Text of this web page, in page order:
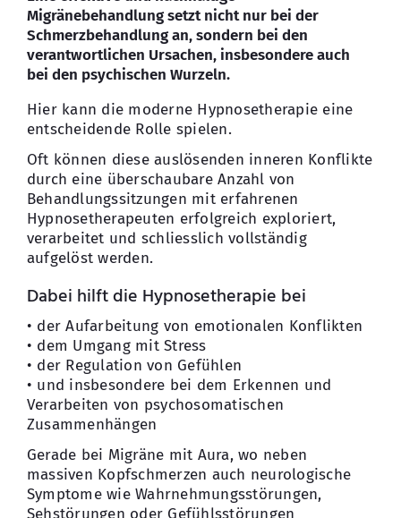
Migränebehandlung setzt nicht nur bei der
Schmerzbehandlung an, sondern bei den
verantwortlichen Ursachen, insbesondere auch
bei den psychischen Wurzeln.
Hier kann die moderne Hypnosetherapie eine
entscheidende Rolle spielen.
Oft können diese auslösenden inneren Konflikte
durch eine überschaubare Anzahl von
Behandlungssitzungen mit erfahrenen
Hypnosetherapeuten erfolgreich exploriert,
verarbeitet und schliesslich vollständig
aufgelöst werden.
Dabei hilft die Hypnosetherapie bei
• der Aufarbeitung von emotionalen Konflikten
• dem Umgang mit Stress
• der Regulation von Gefühlen
• und insbesondere bei dem Erkennen und
Verarbeiten von psychosomatischen
Zusammenhängen
Gerade bei Migräne mit Aura, wo neben
massiven Kopfschmerzen auch neurologische
Symptome wie Wahrnehmungsstörungen,
Sehstörungen oder Gefühlsstörungen